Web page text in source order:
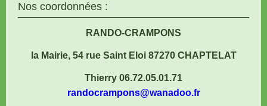
Nos coordonnées :
RANDO-CRAMPONS
la Mairie, 54 rue Saint Eloi 87270 CHAPTELAT
Thierry 06.72.05.01.71
randocrampons@wanadoo.fr